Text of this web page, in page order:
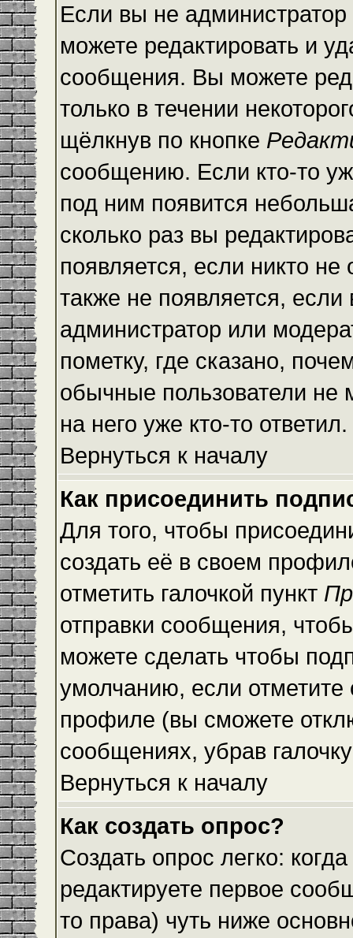
Если вы не
можете редактировать и
сообщения. Вы можете
только в течении
щёлкнув по кнопке
сообщению. Если кто-то
под ним появится
сколько раз вы
появляется, если никто
также не появляется,
администратор или
пометку, где сказано,
обычные пользователи не
на него уже кто-то ответил.
Вернуться к началу
Как присоединить
Для того, чтобы
создать её в своем
отметить галочкой пункт
отправки сообщения,
можете сделать чтобы
умолчанию, если
профиле (вы сможете
сообщениях, убрав
Вернуться к началу
Как создать опрос?
Создать опрос легко:
редактируете первое
то права) чуть ниже